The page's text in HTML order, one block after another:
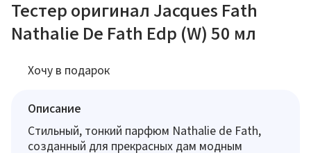
Тестер оригинал Jacques Fath
Nathalie De Fath Edp (W) 50 мл
Хочу в подарок
Описание
Стильный, тонкий парфюм Nathalie de Fath,
созданный для прекрасных дам модным